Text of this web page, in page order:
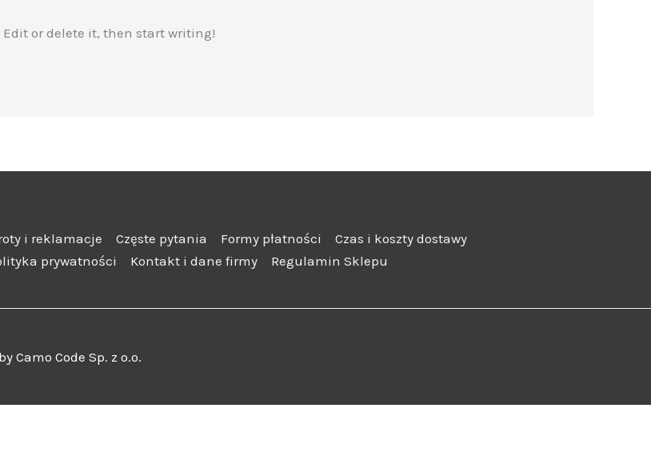
Edit or delete it, then start writing!
i reklamacje Częste pytania Formy płatności
Czas i koszty dostawy
prywatności
Kontakt i dane firmy Regulamin Sklepu
Camo Code Sp. z o.o.